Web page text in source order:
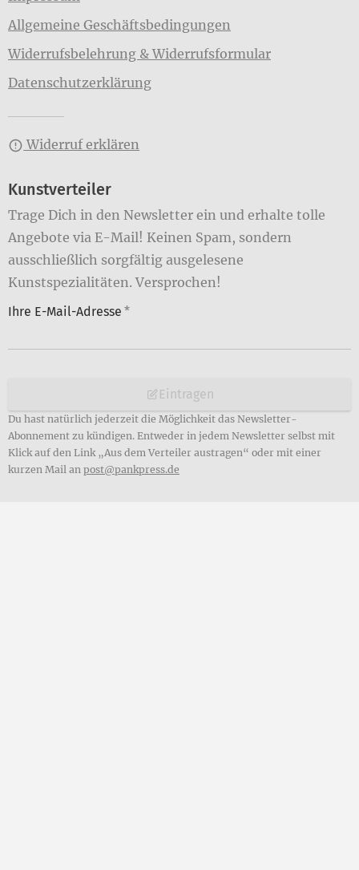
Allgemeine Geschäftsbedingungen
Widerrufsbelehrung & Widerrufsformular
Datenschutzerklärung
Widerruf erklären
Kunstverteiler
Trage Dich in den Newsletter ein und erhalte tolle
Angebote via E-Mail! Keinen Spam, sondern
ausschließlich sorgfältig ausgelesene
Kunstspezialitäten. Versprochen!
Ihre E-Mail-Adresse *
Eintragen
Du hast natürlich jederzeit die Möglichkeit das Newsletter-
Abonnement zu kündigen. Entweder in jedem Newsletter selbst mit
Klick auf den Link „Aus dem Verteiler austragen“ oder mit einer
kurzen Mail an post@pankpress.de